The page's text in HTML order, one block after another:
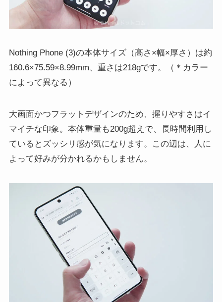
Nothing Phone (3)の本体サイズ（高さ×幅×厚さ）は約
160.6×75.59×8.99mm、重さは218gです。（＊カラー
によって異なる）
大画面かつフラットデザインのため、握りやすさはイ
マイチな印象。本体重量も200g超えで、長時間利用し
ているとズッシリ感が気になります。この辺は、人に
よって好みが分かれるかもしません。